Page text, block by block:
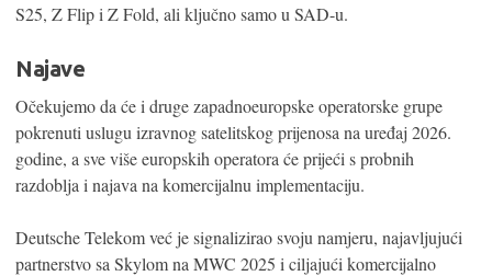
S25, Z Flip i Z Fold, ali ključno samo u SAD-u.
Najave
Očekujemo da će i druge zapadnoeuropske operatorske grupe
pokrenuti uslugu izravnog satelitskog prijenosa na uređaj 2026.
godine, a sve više europskih operatora će prijeći s probnih
razdoblja i najava na komercijalnu implementaciju.
Deutsche Telekom već je signalizirao svoju namjeru, najavljujući
partnerstvo sa Skylom na MWC 2025 i ciljajući komercijalno